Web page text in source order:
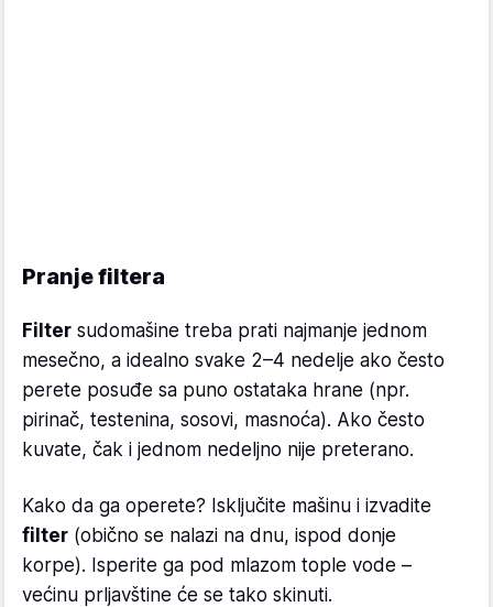
Pranje filtera
Filter sudomašine treba prati najmanje jednom
mesečno, a idealno svake 2–4 nedelje ako često
perete posuđe sa puno ostataka hrane (npr.
pirinač, testenina, sosovi, masnoća). Ako često
kuvate, čak i jednom nedeljno nije preterano.
Kako da ga operete? Isključite mašinu i izvadite
filter (obično se nalazi na dnu, ispod donje
korpe). Isperite ga pod mlazom tople vode –
većinu prljavštine će se tako skinuti.